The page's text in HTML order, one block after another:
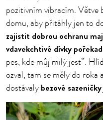
pozitivním vibracím. Větve
domu, aby přitáhly jen to
zajistit dobrou ochranu
vdavekchtivé dívky
pes, kde můj milý jest”.
ozval, tam se měly do roka
dostávaly bezové